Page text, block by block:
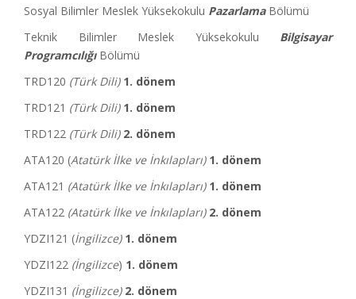
Sosyal Bilimler Meslek Yüksekokulu Pazarlama Bölümü
Teknik Bilimler Meslek Yüksekokulu Bilgisayar
Programcılığı Bölümü
TRD120 (Türk Dili) 1. dönem
TRD121 (Türk Dili) 1. dönem
TRD122 (Türk Dili) 2. dönem
ATA120 (Atatürk İlke ve İnkılapları) 1. dönem
ATA121 (Atatürk İlke ve İnkılapları) 1. dönem
ATA122 (Atatürk İlke ve İnkılapları) 2. dönem
YDZI121 (İngilizce) 1. dönem
YDZI122 (İngilizce) 1. dönem
YDZI131 (İngilizce) 2. dönem